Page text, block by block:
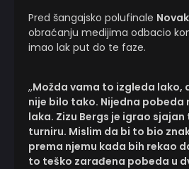
Pred šangajsko polufinale
obraćanju medijima odbacio
imao lak put do te faze.
,,Možda vama to izgleda lako,
nije bilo tako. Nijedna pobeda
laka. Zizu Bergs je igrao
turniru. Mislim da bi to bio
prema njemu kada bih rekao
to teško zarađena pobeda u